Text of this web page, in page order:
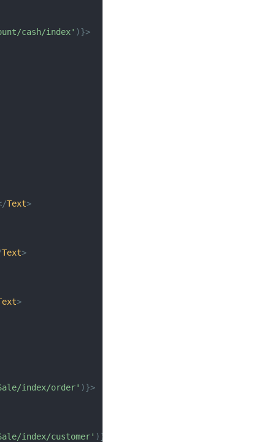
cash/index' )}>
Text>
Text>
>
index/order' )}>
index/customer' )}